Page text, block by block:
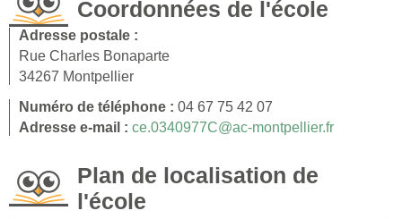
Coordonnées de l'école
Adresse postale :
Rue Charles Bonaparte
34267 Montpellier
Numéro de téléphone : 04 67 75 42 07
Adresse e-mail : ce.0340977C@ac-montpellier.fr
Plan de localisation de
l'école